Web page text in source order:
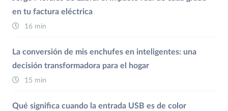
en tu factura eléctrica
16 min
La conversión de mis enchufes en inteligentes: una
decisión transformadora para el hogar
15 min
Qué significa cuando la entrada USB es de color